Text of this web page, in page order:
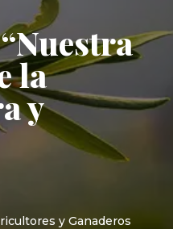
la
y
y Ganaderos